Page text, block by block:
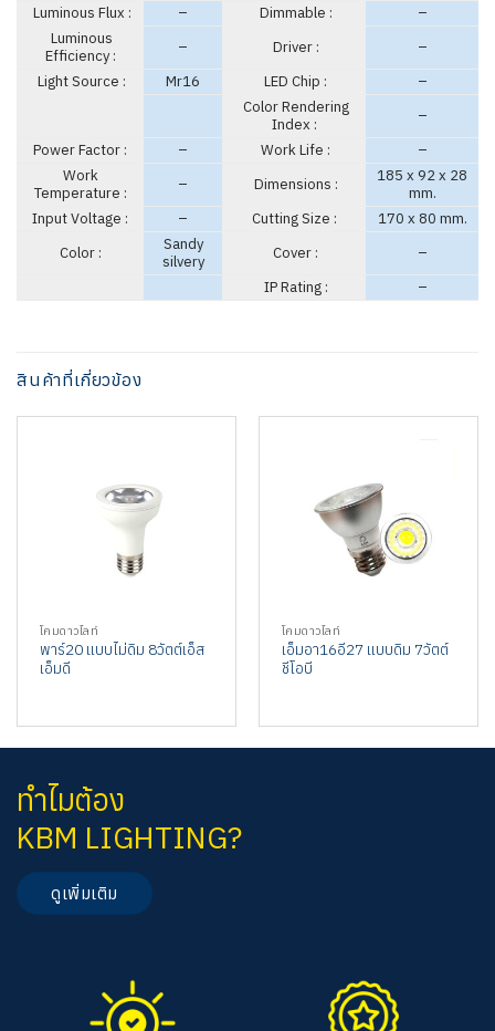
Luminous Flux :
– Dimmable :
–
Luminous
Efficiency :
– Driver :
–
Light Source :
Mr16 LED Chip :
–
Color Rendering
Index :
–
Power Factor :
– Work Life :
–
Work
Temperature :
– Dimensions :
185 x 92 x 28
mm.
Input Voltage :
– Cutting Size :
170 x 80 mm.
Color :
Sandy
silvery
Cover :
–
IP Rating :
–
สินค้าที่เกี่ยวข้อง
โคมดาวไลท์
พาร์20 แบบไม่ดิม 8วัตต์เอ็ส
เอ็มดี
โคมดาวไลท์
เอ็มอา16อี27 แบบดิม 7วัตต์
ชีโอบี
ทำไมต้อง
KBM LIGHTING?
ดูเพิ่มเติม